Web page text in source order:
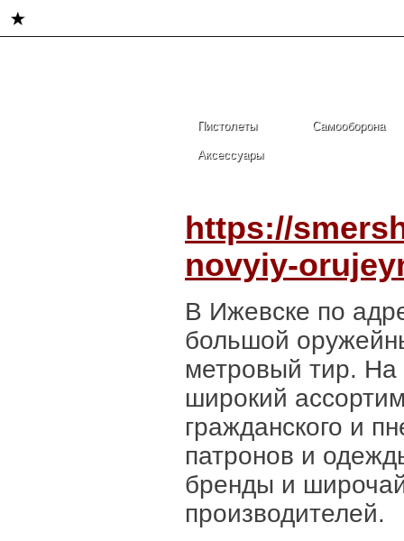
Пистолеты Самооборона
Аксессуары
https://
novyiy-
В Ижевске по
большой
метровый тир. На
широкий
гражданского и
патронов и
бренды и
производителей.